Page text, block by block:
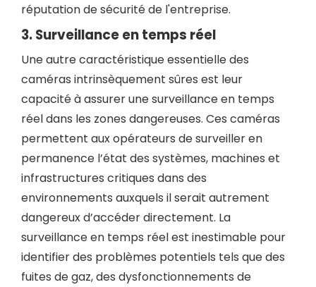
réputation de sécurité de l'entreprise.
3. Surveillance en temps réel
Une autre caractéristique essentielle des
caméras intrinsèquement sûres est leur
capacité à assurer une surveillance en temps
réel dans les zones dangereuses. Ces caméras
permettent aux opérateurs de surveiller en
permanence l’état des systèmes, machines et
infrastructures critiques dans des
environnements auxquels il serait autrement
dangereux d’accéder directement. La
surveillance en temps réel est inestimable pour
identifier des problèmes potentiels tels que des
fuites de gaz, des dysfonctionnements de